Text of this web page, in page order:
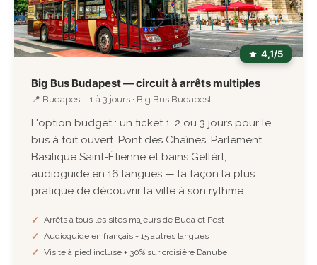
4,1/5
Big Bus Budapest — circuit à arrêts multiples
📍 Budapest · 1 à 3 jours · Big Bus Budapest
L'option budget : un ticket 1, 2 ou 3 jours pour le
bus à toit ouvert. Pont des Chaînes, Parlement,
Basilique Saint-Étienne et bains Gellért,
audioguide en 16 langues — la façon la plus
pratique de découvrir la ville à son rythme.
Arrêts à tous les sites majeurs de Buda et Pest
Audioguide en français + 15 autres langues
Visite à pied incluse + 30% sur croisière Danube